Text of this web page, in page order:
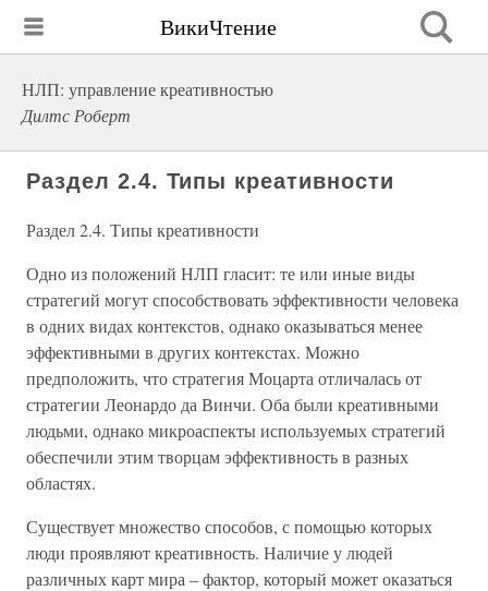
ВикиЧтение
НЛП: управление креативностью
Дилтс Роберт
Раздел 2.4. Типы креативности
Раздел 2.4. Типы креативности
Одно из положений НЛП гласит: те или иные виды
стратегий могут способствовать эффективности человека
в одних видах контекстов, однако оказываться менее
эффективными в других контекстах. Можно
предположить, что стратегия Моцарта отличалась от
стратегии Леонардо да Винчи. Оба были креативными
людьми, однако микроаспекты используемых стратегий
обеспечили этим творцам эффективность в разных
областях.
Существует множество способов, с помощью которых
люди проявляют креативность. Наличие у людей
различных карт мира – фактор, который может оказаться